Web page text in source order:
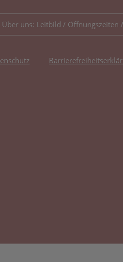
Über uns: Leitbild / Öffnungszeiten